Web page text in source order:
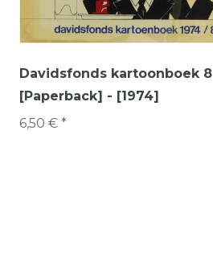
Davidsfonds kartoonboek 8
[Paperback] - [1974]
6,50 € *